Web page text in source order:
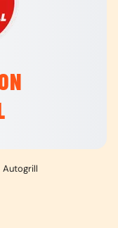
Autogrill